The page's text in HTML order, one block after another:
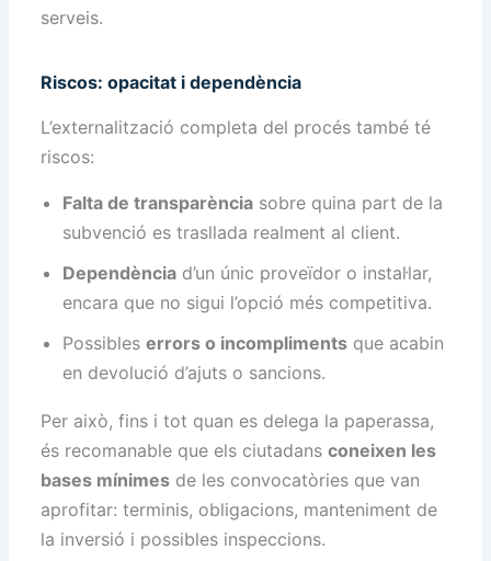
serveis.
Riscos: opacitat i dependència
L’externalització completa del procés també té
riscos:
Falta de transparència sobre quina part de la
subvenció es trasllada realment al client.
Dependència d’un únic proveïdor o instal·lar,
encara que no sigui l’opció més competitiva.
Possibleserrors o incompliments que acabin
en devolució d’ajuts o sancions.
Per això, fins i tot quan es delega la paperassa,
és recomanable que els ciutadansconeixen les
bases mínimes de les convocatòries que van
aprofitar: terminis, obligacions, manteniment de
la inversió i possibles inspeccions.